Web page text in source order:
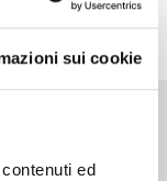
sui cookie
ed